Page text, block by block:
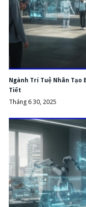
Ngành Trí Tuệ Nhân Tạo
Tiết
Tháng 6 30, 2025